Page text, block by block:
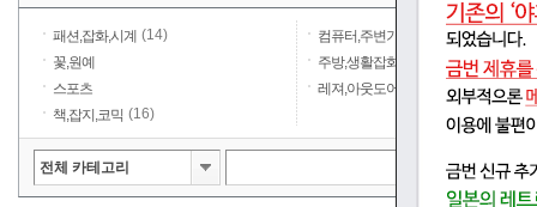
패션,잡화,시계 (14)
컴퓨터,주변기기
꽃,원예
주방,생활잡화,일용품
(1)
스포츠
레져,아웃도어
책,잡지,코믹 (16)